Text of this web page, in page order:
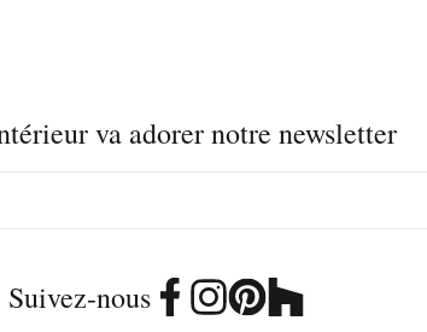
va adorer notre newsletter
Suivez-nous